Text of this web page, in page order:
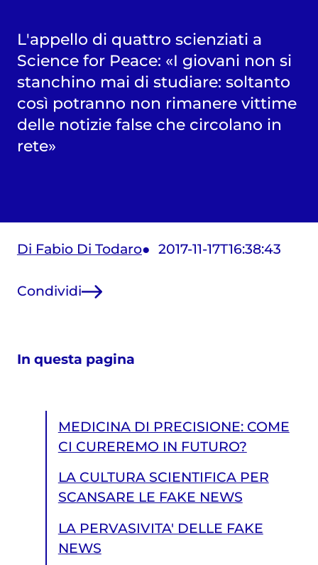
L'appello di quattro scienziati a
Science for Peace: «I giovani non si
stanchino mai di studiare: soltanto
così potranno non rimanere vittime
delle notizie false che circolano in
rete»
Di Fabio Di Todaro 2017-11-17T16:38:43
Condividi
In questa pagina
MEDICINA DI PRECISIONE: COME
CI CUREREMO IN FUTURO?
LA CULTURA SCIENTIFICA PER
SCANSARE LE FAKE NEWS
LA PERVASIVITA' DELLE FAKE
NEWS